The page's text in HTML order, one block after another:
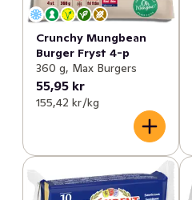
Crunchy Mungbean
Burger Fryst 4-p
360 g, Max Burgers
55,95 kr
155,42 kr /kg